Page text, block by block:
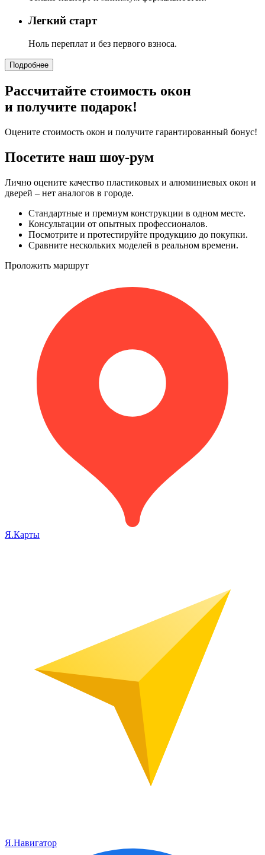
Легкий старт
Ноль переплат и без первого взноса.
Подробнее
Рассчитайте стоимость окон
и получите подарок!
Оцените стоимость окон и получите гарантированный бонус!
Посетите наш шоу-рум
Лично оцените качество пластиковых и алюминиевых окон и
дверей – нет аналогов в городе.
Стандартные и премиум конструкции в одном месте.
Консультации от опытных профессионалов.
Посмотрите и протестируйте продукцию до покупки.
Сравните нескольких моделей в реальном времени.
Проложить маршрут
Я.Карты
Я.Навигатор